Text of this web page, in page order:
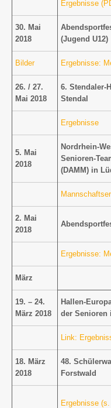
Ergebnisse
30. Mai
2018
(Jugend U12)
Bilder Ergebnisse:
26. / 27.
Mai 2018
6. Stendaler-
Stendal
Ergebnisse
5. Mai
2018
Nordrhein-
Senioren-
(DAMM) in
2. Mai
2018
Ergebnisse:
März
19. – 24.
März 2018
Hallen-
der Senioren
Link:
18. März
2018
48.
Forstwald
Ergebnisse